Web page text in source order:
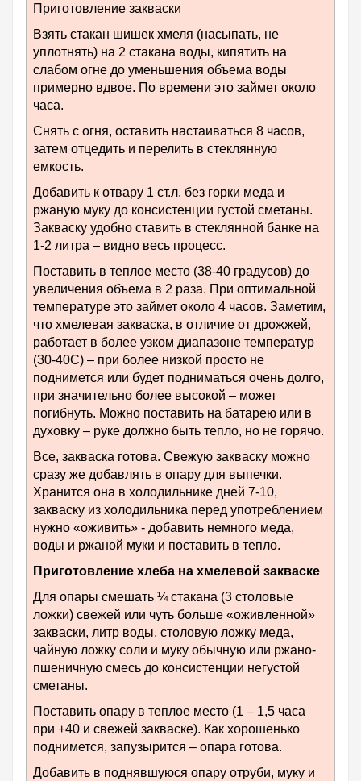
Приготовление закваски
Взять стакан шишек хмеля (насыпать, не
уплотнять) на 2 стакана воды, кипятить на
слабом огне до уменьшения объема воды
примерно вдвое. По времени это займет около
часа.
Снять с огня, оставить настаиваться 8 часов,
затем отцедить и перелить в стеклянную
емкость.
Добавить к отвару 1 ст.л. без горки меда и
ржаную муку до консистенции густой сметаны.
Закваску удобно ставить в стеклянной банке на
1-2 литра – видно весь процесс.
Поставить в теплое место (38-40 градусов) до
увеличения объема в 2 раза. При оптимальной
температуре это займет около 4 часов. Заметим,
что хмелевая закваска, в отличие от дрожжей,
работает в более узком диапазоне температур
(30-40С) – при более низкой просто не
поднимется или будет подниматься очень долго,
при значительно более высокой – может
погибнуть. Можно поставить на батарею или в
духовку – руке должно быть тепло, но не горячо.
Все, закваска готова. Свежую закваску можно
сразу же добавлять в опару для выпечки.
Хранится она в холодильнике дней 7-10,
закваску из холодильника перед употреблением
нужно «оживить» - добавить немного меда,
воды и ржаной муки и поставить в тепло.
Приготовление хлеба на хмелевой закваске
Для опары смешать ¼ стакана (3 столовые
ложки) свежей или чуть больше «оживленной»
закваски, литр воды, столовую ложку меда,
чайную ложку соли и муку обычную или ржано-
пшеничную смесь до консистенции негустой
сметаны.
Поставить опару в теплое место (1 – 1,5 часа
при +40 и свежей закваске). Как хорошенько
поднимется, запузырится – опара готова.
Добавить в поднявшуюся опару отруби, муку и